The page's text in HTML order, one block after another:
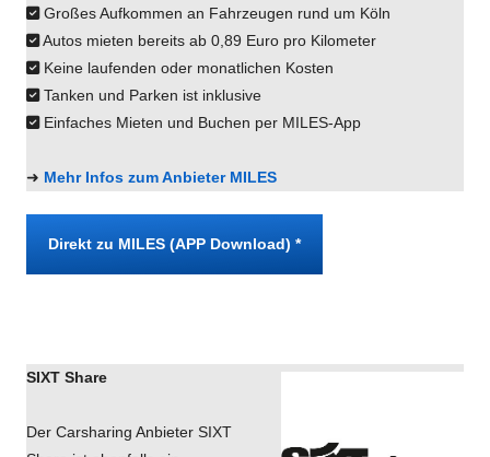
Großes Aufkommen an Fahrzeugen rund um Köln
Autos mieten bereits ab 0,89 Euro pro Kilometer
Keine laufenden oder monatlichen Kosten
Tanken und Parken ist inklusive
Einfaches Mieten und Buchen per MILES-App
➜ Mehr Infos zum Anbieter MILES
Direkt zu MILES (APP Download) *
SIXT Share
Der Carsharing Anbieter SIXT